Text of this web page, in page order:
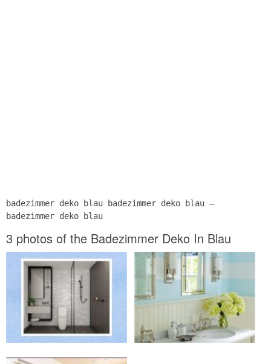
badezimmer deko blau badezimmer deko blau –
badezimmer deko blau
3 photos of the Badezimmer Deko In Blau